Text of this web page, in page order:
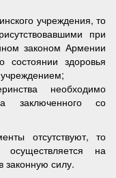
учреждения, то
при
законом Армении
здоровья
необходимо
заключенного со
отсутствуют, то
на
законную силу.